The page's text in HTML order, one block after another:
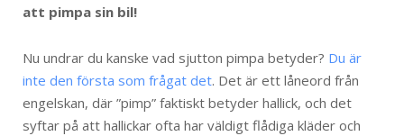
att pimpa sin bil!
Nu undrar du kanske vad sjutton pimpa betyder? Du är
inte den första som frågat det. Det är ett låneord från
engelskan, där ”pimp” faktiskt betyder hallick, och det
syftar på att hallickar ofta har väldigt flådiga kläder och